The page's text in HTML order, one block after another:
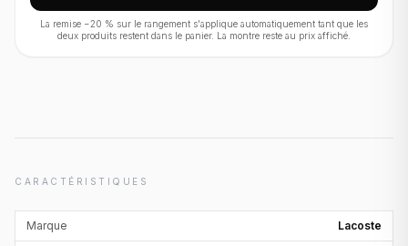
La remise −20 % sur le rangement s'applique automatiquement tant que les
deux produits restent dans le panier. La montre reste au prix affiché.
CARACTÉRISTIQUES
Marque Lacoste